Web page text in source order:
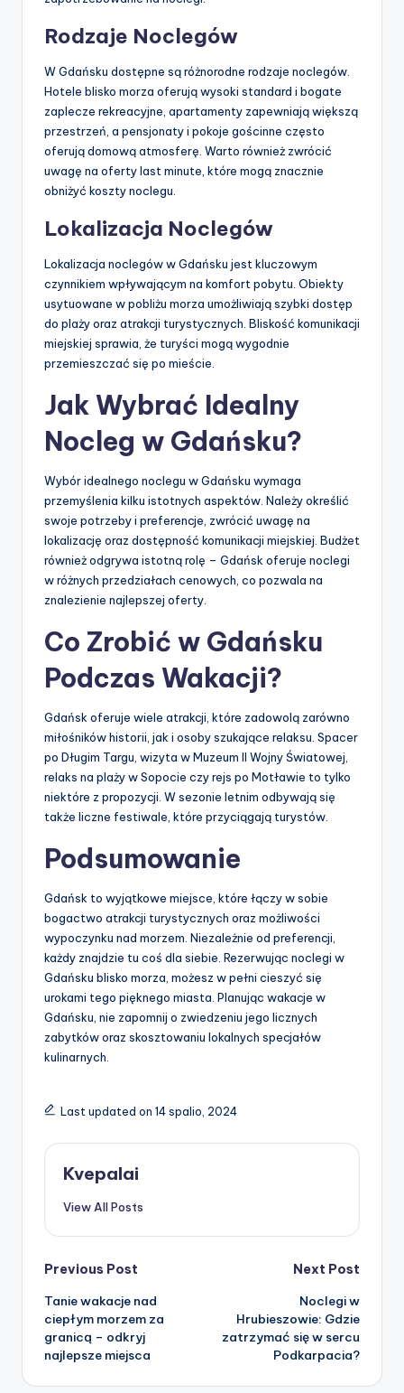
Rodzaje Noclegów
W Gdańsku dostępne są różnorodne rodzaje noclegów.
Hotele blisko morza oferują wysoki standard i bogate
zaplecze rekreacyjne, apartamenty zapewniają większą
przestrzeń, a pensjonaty i pokoje gościnne często
oferują domową atmosferę. Warto również zwrócić
uwagę na oferty last minute, które mogą znacznie
obniżyć koszty noclegu.
Lokalizacja Noclegów
Lokalizacja noclegów w Gdańsku jest kluczowym
czynnikiem wpływającym na komfort pobytu. Obiekty
usytuowane w pobliżu morza umożliwiają szybki dostęp
do plaży oraz atrakcji turystycznych. Bliskość komunikacji
miejskiej sprawia, że turyści mogą wygodnie
przemieszczać się po mieście.
Jak Wybrać Idealny
Nocleg w Gdańsku?
Wybór idealnego noclegu w Gdańsku wymaga
przemyślenia kilku istotnych aspektów. Należy określić
swoje potrzeby i preferencje, zwrócić uwagę na
lokalizację oraz dostępność komunikacji miejskiej. Budżet
również odgrywa istotną rolę – Gdańsk oferuje noclegi
w różnych przedziałach cenowych, co pozwala na
znalezienie najlepszej oferty.
Co Zrobić w Gdańsku
Podczas Wakacji?
Gdańsk oferuje wiele atrakcji, które zadowolą zarówno
miłośników historii, jak i osoby szukające relaksu. Spacer
po Długim Targu, wizyta w Muzeum II Wojny Światowej,
relaks na plaży w Sopocie czy rejs po Motławie to tylko
niektóre z propozycji. W sezonie letnim odbywają się
także liczne festiwale, które przyciągają turystów.
Podsumowanie
Gdańsk to wyjątkowe miejsce, które łączy w sobie
bogactwo atrakcji turystycznych oraz możliwości
wypoczynku nad morzem. Niezależnie od preferencji,
każdy znajdzie tu coś dla siebie. Rezerwując noclegi w
Gdańsku blisko morza, możesz w pełni cieszyć się
urokami tego pięknego miasta. Planując wakacje w
Gdańsku, nie zapomnij o zwiedzeniu jego licznych
zabytków oraz skosztowaniu lokalnych specjałów
kulinarnych.
Last updated on 14 spalio, 2024
Kvepalai
View All Posts
Post
navigation
Previous Post
Tanie wakacje nad
ciepłym morzem za
granicą – odkryj
najlepsze miejsca
Next Post
Noclegi w
Hrubieszowie: Gdzie
zatrzymać się w sercu
Podkarpacia?